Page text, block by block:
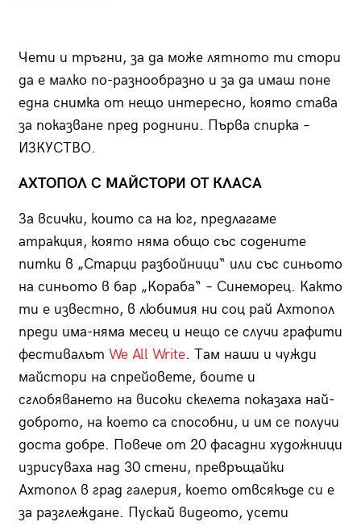
Чети и тръгни, за да може лятното ти стори
да е малко по-разнообразно и за да имаш поне
една снимка от нещо интересно, която става
за показване пред роднини. Първа спирка –
ИЗКУСТВО.
АХТОПОЛ С МАЙСТОРИ ОТ КЛАСА
За всички, които са на юг, предлагаме
атракция, която няма общо със содените
питки в „Старци разбойници“ или със синьото
на синьото в бар „Кораба“ – Синеморец. Както
ти е известно, в любимия ни соц рай Ахтопол
преди има-няма месец и нещо се случи графити
фестивалът We All Write. Там наши и чужди
майстори на спрейовете, боите и
сглобяването на високи скелета показаха най-
доброто, на което са способни, и им се получи
доста добре. Повече от 20 фасадни художници
изрисуваха над 30 стени, превръщайки
Ахтопол в град галерия, което отвсякъде си е
за разглеждане. Пускай видеото, усети